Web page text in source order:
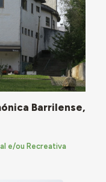
Barrilense,
e/ou Recreativa